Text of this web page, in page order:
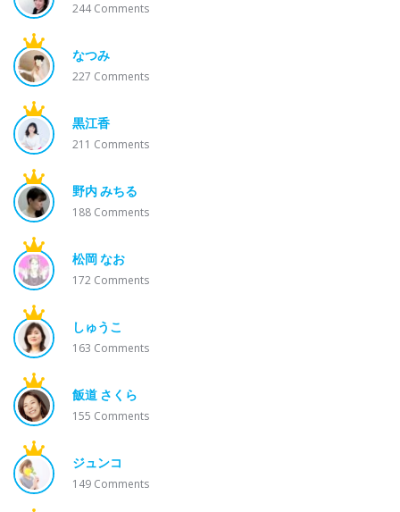
244Comments
なつみ
227 Comments
黒江香
211 Comments
野内 みちる
188 Comments
松岡 なお
172 Comments
しゅうこ
163 Comments
飯道 さくら
155 Comments
ジュンコ
149 Comments